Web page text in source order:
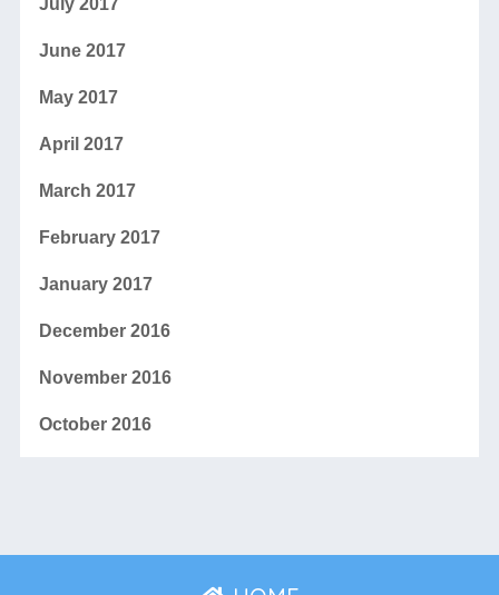
July 2017
June 2017
May 2017
April 2017
March 2017
February 2017
January 2017
December 2016
November 2016
October 2016